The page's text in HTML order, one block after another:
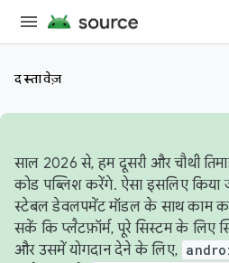
दस्तावेज़
साल 2026 से, हम दूसरी और चौथी
कोड पब्लिश करेंगे. ऐसा इसलिए किया
स्टेबल डेवलपमेंट मॉडल के साथ काम
सकें कि प्लैटफ़ॉर्म, पूरे सिस्टम के लिए
और उसमें योगदान देने के लिए,